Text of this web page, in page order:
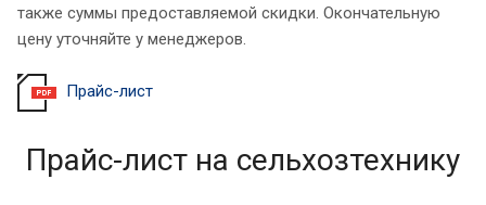
также суммы предоставляемой скидки. Окончательную
цену уточняйте у менеджеров.
Прайс-лист
Прайс-лист на сельхозтехнику